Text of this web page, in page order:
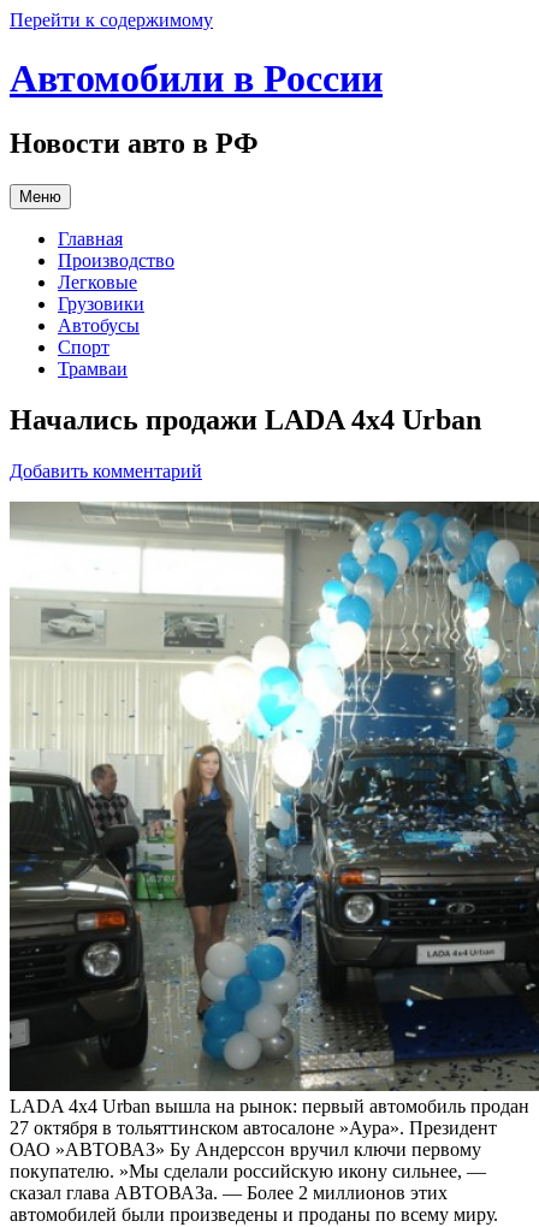
Перейти к содержимому
Автомобили в России
Новости авто в РФ
Меню
Главная
Производство
Легковые
Грузовики
Автобусы
Спорт
Трамваи
Начались продажи LADA 4х4 Urban
Добавить комментарий
LADA 4х4 Urban вышла на рынок: первый автомобиль продан
27 октября в тольяттинском автосалоне »Аура». Президент
ОАО »АВТОВАЗ» Бу Андерссон вручил ключи первому
покупателю. »Мы сделали российскую икону сильнее, —
сказал глава АВТОВАЗа. — Более 2 миллионов этих
автомобилей были произведены и проданы по всему миру.